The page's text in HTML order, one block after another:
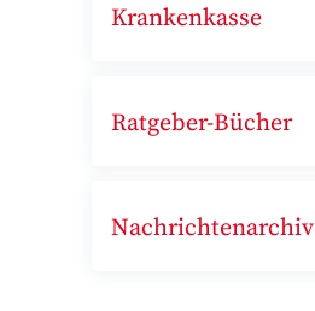
Krankenkasse
Ratgeber-Bücher
Nachrichtenarchiv